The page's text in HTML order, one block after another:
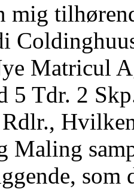
mig
Matricul
5 Tdr. 2
Maling
som